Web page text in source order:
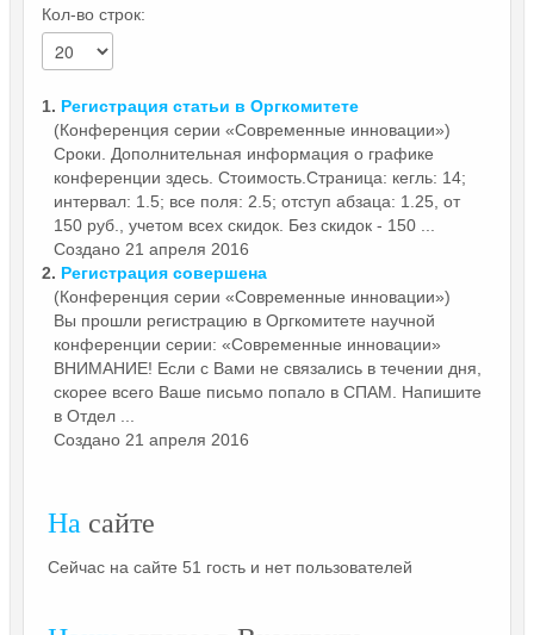
Кол-во строк:
1. Регистрация статьи в Оргкомитете
(Конференция серии «Современные инновации»)
Сроки. Дополнительная информация о графике
конференции здесь. Стоимость.Страница: кегль: 14;
интервал: 1.5; все поля: 2.5; отступ абзаца: 1.25, от
150 руб., учетом всех скидок. Без скидок - 150 ...
Создано 21 апреля 2016
2. Регистрация совершена
(Конференция серии «Современные инновации»)
Вы прошли регистрацию в Оргкомитете научной
конференции серии: «Современные инновации»
ВНИМАНИЕ! Если с Вами не связались в течении дня,
скорее всего Ваше письмо попало в СПАМ. Напишите
в Отдел ...
Создано 21 апреля 2016
На сайте
Сейчас на сайте 51 гость и нет пользователей